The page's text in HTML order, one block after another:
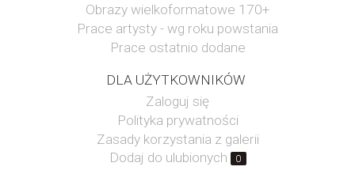
Obrazy wielkoformatowe 170+
Prace artysty - wg roku powstania
Prace ostatnio dodane
DLA UŻYTKOWNIKÓW
Zaloguj się
Polityka prywatności
Zasady korzystania z galerii
Dodaj do ulubionych
0